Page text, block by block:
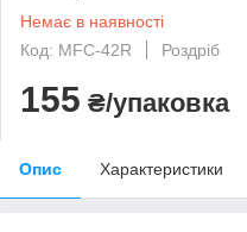
Немає в наявності
Код: MFC-42R
Роздріб
155 ₴/упаковка
Опис Характеристики